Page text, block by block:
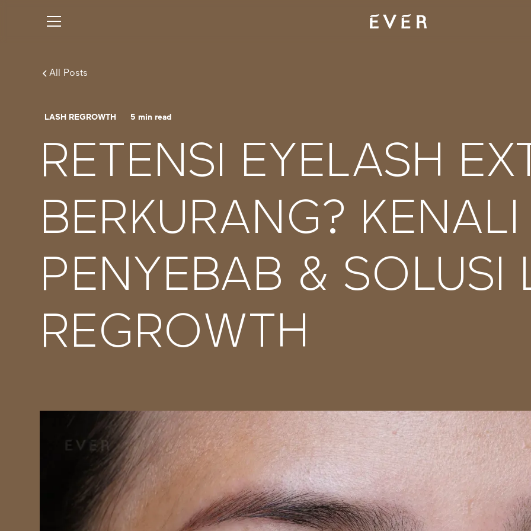
All Posts
LASH REGROWTH 5 min read
RETENSI EYELASH
BERKURANG? KENALI
PENYEBAB & SOLUSI
REGROWTH